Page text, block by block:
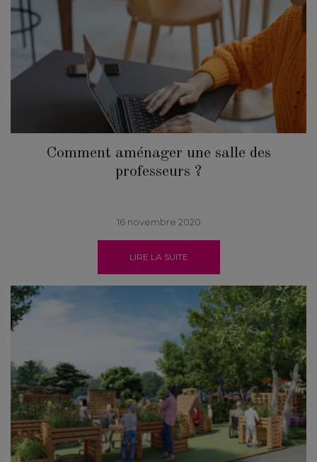
Comment aménager une salle des
professeurs ?
16 novembre 2020
LIRE LA SUITE